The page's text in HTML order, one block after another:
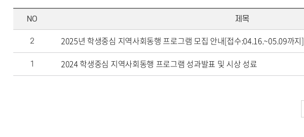
NO 제목
2 2025년 학생중심 지역사회동행 프로그램 모집 안내[접수:04.16.~05.09까지]
1 2024 학생중심 지역사회동행 프로그램 성과발표 및 시상 성료